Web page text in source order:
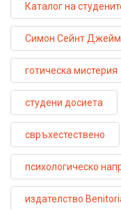
Каталог на
Симон Сейнт
готическа мистерия
студени досиета
свръхестествено
психологическо
издателство